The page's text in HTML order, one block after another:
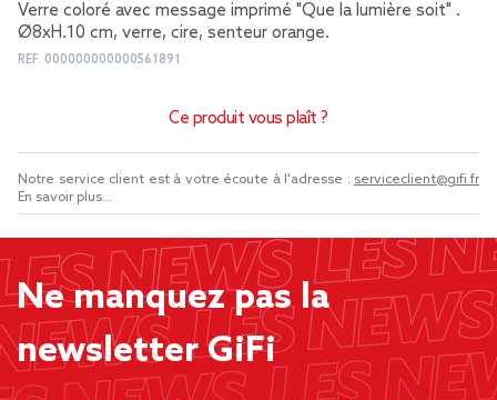
Verre coloré avec message imprimé "Que la lumière soit" .
Ø8xH.10 cm, verre, cire, senteur orange.
REF. 000000000000561891
Ce produit vous plaît ?
Notre service client est à votre écoute à l'adresse : serviceclient@gifi.fr
En savoir plus...
Ne manquez pas la
newsletter GiFi